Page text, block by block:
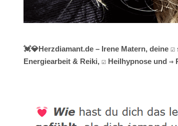
💓️💎Herzdiamant.de – Irene Matern, deine
Energiearbeit & Reiki, ☑️ Heilhypnose und